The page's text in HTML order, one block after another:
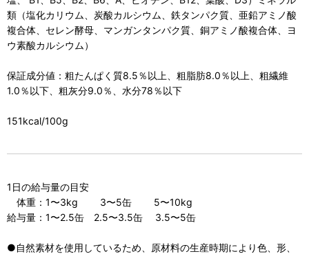
類（塩化カリウム、炭酸カルシウム、鉄タンパク質、亜鉛アミノ酸
複合体、セレン酵母、マンガンタンパク質、銅アミノ酸複合体、ヨ
ウ素酸カルシウム）
保証成分値：粗たんぱく質8.5％以上、粗脂肪8.0％以上、粗繊維
1.0％以下、粗灰分9.0％、水分78％以下
151kcal/100g
1日の給与量の目安
体重：1〜3kg 3〜5缶 5〜10kg
給与量：1〜2.5缶 2.5〜3.5缶 3.5〜5缶
●自然素材を使用しているため、原材料の生産時期により色、形、